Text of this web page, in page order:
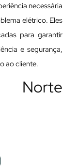
necessária
elétrico. Eles
para garantir
e segurança,
ao cliente.
Norte